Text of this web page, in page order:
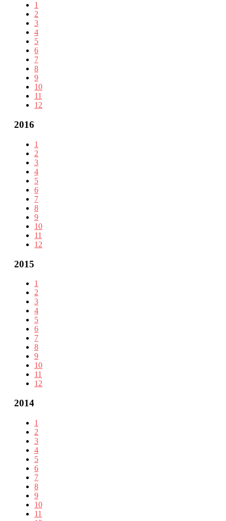
1
2
3
4
5
6
7
8
9
10
11
12
2016
1
2
3
4
5
6
7
8
9
10
11
12
2015
1
2
3
4
5
6
7
8
9
10
11
12
2014
1
2
3
4
5
6
7
8
9
10
11